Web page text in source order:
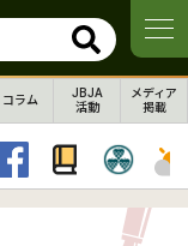
コラム
JBJA
活動
メディア
掲載